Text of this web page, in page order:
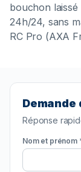
bouchon
24h/24, sans
RC Pro (AXA
Demande
Réponse
Nom et prénom